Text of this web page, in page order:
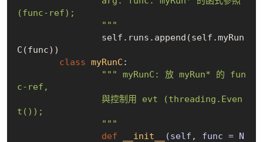
(func-ref);
		"""
C(func))
class myRunC :
""" myRunC: 放 myRun* 的 fun
c-ref,
t());
		"""
def
__init__
(self, func = N